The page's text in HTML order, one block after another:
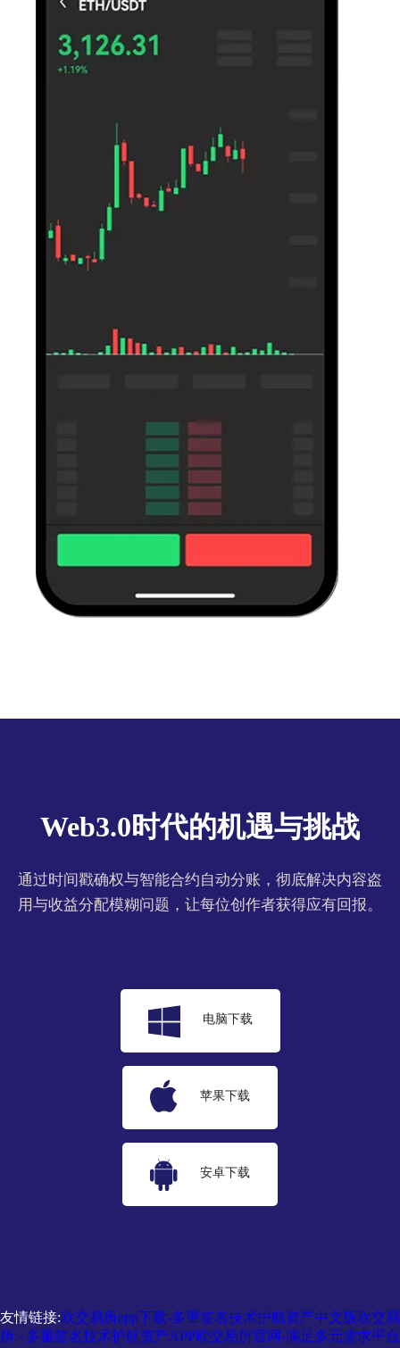
Web3.0时代的机遇与挑战
通过时间戳确权与智能合约自动分账，彻底解决内容盗
用与收益分配模糊问题，让每位创作者获得应有回报。
电脑下载
苹果下载
安卓下载
友情链接:欧交易所app下载-多重签名技术护航资产中文版欧交易
所 - 多重签名技术护航资产APP欧交易所官网-满足多元需求平台